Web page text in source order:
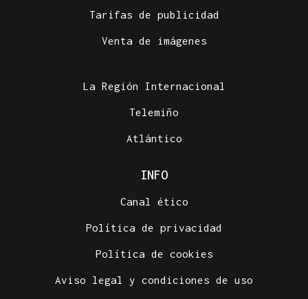
Tarifas de publicidad
Venta de imágenes
La Región Internacional
Telemiño
Atlántico
INFO
Canal ético
Política de privacidad
Política de cookies
Aviso legal y condiciones de uso